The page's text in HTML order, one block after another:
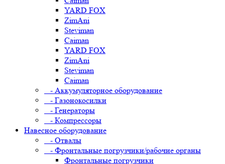
YARD FOX
ZimAni
Steviman
Caiman
YARD FOX
ZimAni
Steviman
Caiman
- Аккумуляторное оборудование
- Газонокосилки
- Генераторы
- Компрессоры
Навесное оборудование
- Отвалы
- Фронтальные погрузчики/рабочие органы
Фронтальные погрузчики